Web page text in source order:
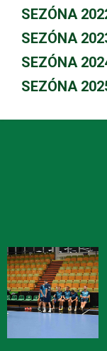
SEZÓNA
SEZÓNA
SEZÓNA
SEZÓNA